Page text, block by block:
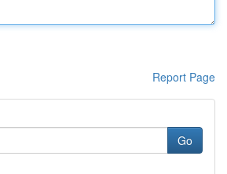
Report Page
Go